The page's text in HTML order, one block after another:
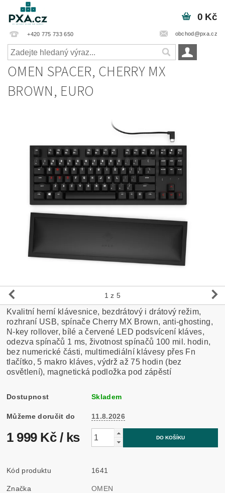
+420 775 733 650 obchod@pxa.cz
0 Kč
OMEN SPACER, CHERRY MX
BROWN, EURO
1 z 5
Kvalitní herní klávesnice, bezdrátový i drátový režim,
rozhraní USB, spínače Cherry MX Brown, anti-ghosting,
N-key rollover, bílé a červené LED podsvícení kláves,
odezva spínačů 1 ms, životnost spínačů 100 mil. hodin,
bez numerické části, multimediální klávesy přes Fn
tlačítko, 5 makro kláves, výdrž až 75 hodin (bez
osvětlení), magnetická podložka pod zápěstí
Dostupnost Skladem
Můžeme doručit do 11.8.2026
1 999 Kč / ks
Kód produktu 1641
Značka OMEN